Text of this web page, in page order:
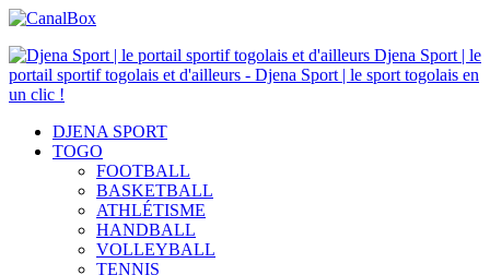
Djena Sport | le
portail sportif togolais et d'ailleurs - Djena Sport | le sport togolais en
un clic !
DJENA SPORT
TOGO
FOOTBALL
BASKETBALL
ATHLÉTISME
HANDBALL
VOLLEYBALL
TENNIS